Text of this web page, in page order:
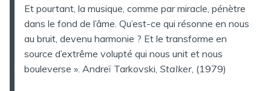
Et pourtant, la musique, comme par miracle, pénètre
dans le fond de l’âme. Qu’est-ce qui résonne en nous
au bruit, devenu harmonie ? Et le transforme en
source d’extrême volupté qui nous unit et nous
bouleverse ». Andreï Tarkovski, Stalker , (1979)